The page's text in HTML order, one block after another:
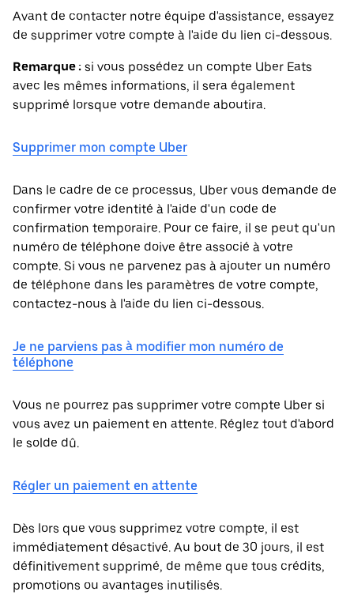
Avant de contacter notre équipe d'assistance, essayez
de supprimer votre compte à l'aide du lien ci-dessous.
Remarque : si vous possédez un compte Uber Eats
avec les mêmes informations, il sera également
supprimé lorsque votre demande aboutira.
Supprimer mon compte Uber
Dans le cadre de ce processus, Uber vous demande de
confirmer votre identité à l'aide d'un code de
confirmation temporaire. Pour ce faire, il se peut qu'un
numéro de téléphone doive être associé à votre
compte. Si vous ne parvenez pas à ajouter un numéro
de téléphone dans les paramètres de votre compte,
contactez-nous à l'aide du lien ci-dessous.
Je ne parviens pas à modifier mon numéro de
téléphone
Vous ne pourrez pas supprimer votre compte Uber si
vous avez un paiement en attente. Réglez tout d'abord
le solde dû.
Régler un paiement en attente
Dès lors que vous supprimez votre compte, il est
immédiatement désactivé. Au bout de 30 jours, il est
définitivement supprimé, de même que tous crédits,
promotions ou avantages inutilisés.